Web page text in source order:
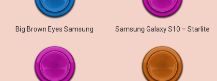
Big Brown Eyes Samsung Samsung Galaxy S10 – Starlite